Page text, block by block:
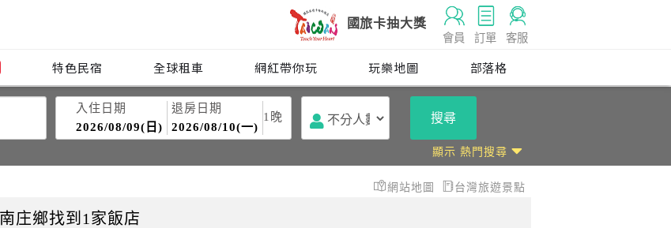
國旅卡抽大獎
會員 訂單 客服
特色民宿 全球租車 網紅帶你玩 玩樂地圖 部落格
入住日期
2026/08/09(日)
退房日期
2026/08/10(一)
1 晚 搜尋
顯示 熱門搜尋
網站地圖 台灣旅遊景點
庄鄉找到1家飯店